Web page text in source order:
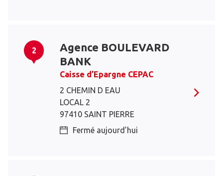
2
Agence BOULEVARD
BANK
Caisse d’Epargne CEPAC
2 CHEMIN D EAU
LOCAL 2
97410 SAINT PIERRE
Fermé aujourd’hui